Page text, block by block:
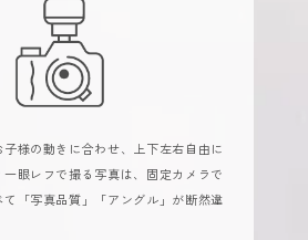
様の動きに合わせ、上下左右自由に
眼レフで撮る写真は、固定カメラで
「写真品質」「アングル」が断然違